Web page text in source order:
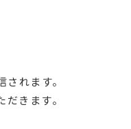
れます。
きます。